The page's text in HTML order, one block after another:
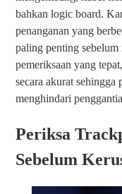
bahkan logic board.
penanganan yang
paling penting
pemeriksaan yang
secara akurat
menghindari
Periksa
Sebelum